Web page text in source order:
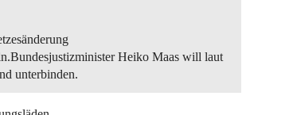
Heiko Maas will laut
unterbinden.